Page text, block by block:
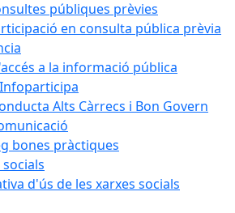
públiques prèvies
en consulta pública prèvia
a la informació pública
Alts Càrrecs i Bon Govern
bones pràctiques
socials
d'ús de les xarxes socials